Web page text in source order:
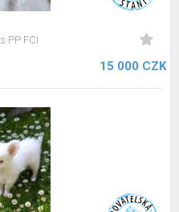
s PP FCI
15 000 CZK